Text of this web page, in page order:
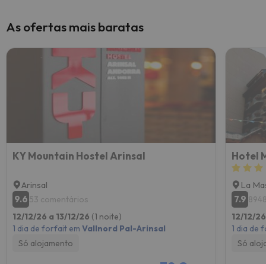
As ofertas mais baratas
KY Mountain Hostel Arinsal
Arinsal
9.6 53 comentários
12/12/26 a 13/12/26 (1 noite)
1 dia de forfait em Vallnord Pal-Arinsal
Só alojamento
Hotel
La
7.9
12/12/
1 dia de
Só